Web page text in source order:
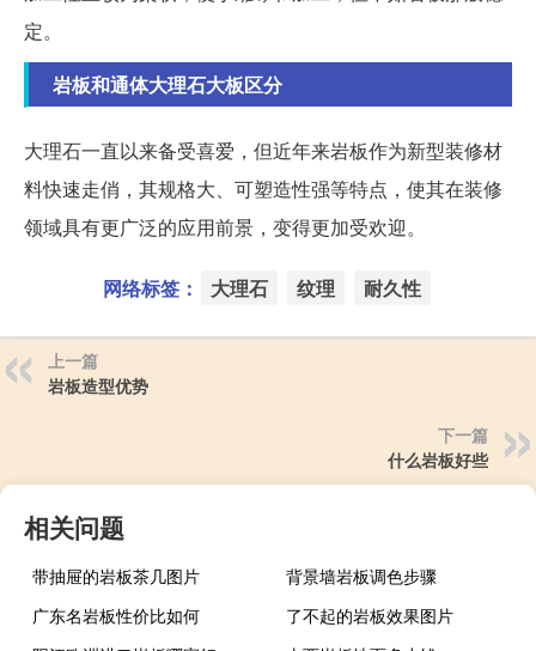
定。
岩板和通体大理石大板区分
大理石一直以来备受喜爱，但近年来岩板作为新型装修材
料快速走俏，其规格大、可塑造性强等特点，使其在装修
领域具有更广泛的应用前景，变得更加受欢迎。
网络标签： 大理石 纹理 耐久性
上一篇
岩板造型优势
下一篇
什么岩板好些
相关问题
带抽屉的岩板茶几图片
背景墙岩板调色步骤
广东名岩板性价比如何
了不起的岩板效果图片